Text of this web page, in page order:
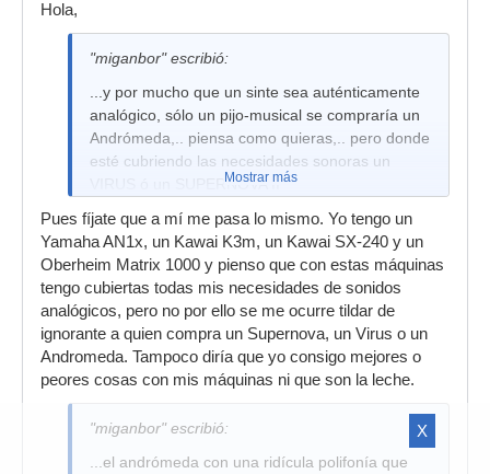
Hola,
"miganbor" escribió:
...y por mucho que un sinte sea auténticamente
analógico, sólo un pijo-musical se compraría un
Andrómeda,.. piensa como quieras,.. pero donde
esté cubriendo las necesidades sonoras un
VIRUS ó un SUPERNOVA II
Mostrar más
Pues fíjate que a mí me pasa lo mismo. Yo tengo un
Yamaha AN1x, un Kawai K3m, un Kawai SX-240 y un
Oberheim Matrix 1000 y pienso que con estas máquinas
tengo cubiertas todas mis necesidades de sonidos
analógicos, pero no por ello se me ocurre tildar de
ignorante a quien compra un Supernova, un Virus o un
Andromeda. Tampoco diría que yo consigo mejores o
peores cosas con mis máquinas ni que son la leche.
"miganbor" escribió:
...el andrómeda con una ridícula polifonía que
X